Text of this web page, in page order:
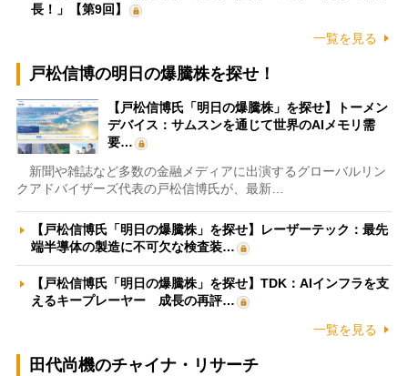
長！」【第9回】
一覧を見る
戸松信博の明日の爆騰株を探せ！
【戸松信博氏「明日の爆騰株」を探せ】トーメン
デバイス：サムスンを通じて世界のAIメモリ需
要…
新聞や雑誌など多数の金融メディアに出演するグローバルリン
クアドバイザーズ代表の戸松信博氏が、最新…
【戸松信博氏「明日の爆騰株」を探せ】レーザーテック：最先
端半導体の製造に不可欠な検査装…
【戸松信博氏「明日の爆騰株」を探せ】TDK：AIインフラを支
えるキープレーヤー 成長の再評…
一覧を見る
田代尚機のチャイナ・リサーチ